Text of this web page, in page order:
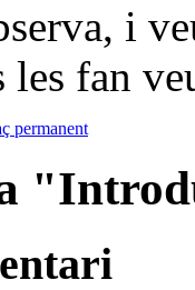
, i
les fan
permanent